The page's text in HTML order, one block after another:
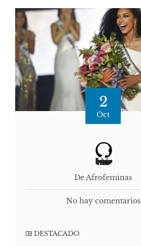
2
Oct
De Afrofeminas
No hay comentarios
DESTACADO